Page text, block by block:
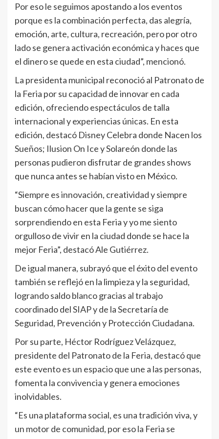
Por eso le seguimos apostando a los eventos
porque es la combinación perfecta, das alegría,
emoción, arte, cultura, recreación, pero por otro
lado se genera activación económica y haces que
el dinero se quede en esta ciudad”, mencionó.
La presidenta municipal reconoció al Patronato de
la Feria por su capacidad de innovar en cada
edición, ofreciendo espectáculos de talla
internacional y experiencias únicas. En esta
edición, destacó Disney Celebra donde Nacen los
Sueños; Ilusion On Ice y Solareón donde las
personas pudieron disfrutar de grandes shows
que nunca antes se habían visto en México.
“Siempre es innovación, creatividad y siempre
buscan cómo hacer que la gente se siga
sorprendiendo en esta Feria y yo me siento
orgulloso de vivir en la ciudad donde se hace la
mejor Feria”, destacó Ale Gutiérrez.
De igual manera, subrayó que el éxito del evento
también se reflejó en la limpieza y la seguridad,
logrando saldo blanco gracias al trabajo
coordinado del SIAP y de la Secretaría de
Seguridad, Prevención y Protección Ciudadana.
Por su parte, Héctor Rodríguez Velázquez,
presidente del Patronato de la Feria, destacó que
este evento es un espacio que une a las personas,
fomenta la convivencia y genera emociones
inolvidables.
“Es una plataforma social, es una tradición viva, y
un motor de comunidad, por eso la Feria se